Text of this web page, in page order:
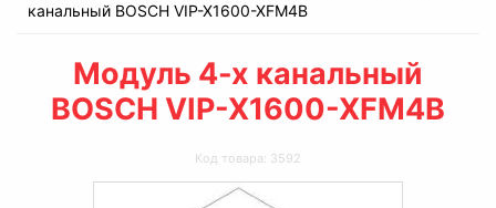
канальный BOSCH VIP-X1600-XFM4B
Модуль 4-х канальный
BOSCH VIP-X1600-XFM4B
Код товара: 3592